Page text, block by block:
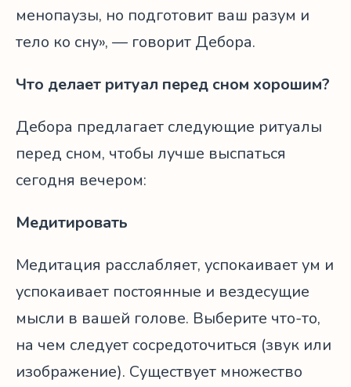
менопаузы, но подготовит ваш разум и
тело ко сну», — говорит Дебора.
Что делает ритуал перед сном хорошим?
Дебора предлагает следующие ритуалы
перед сном, чтобы лучше выспаться
сегодня вечером:
Медитировать
Медитация расслабляет, успокаивает ум и
успокаивает постоянные и вездесущие
мысли в вашей голове. Выберите что-то,
на чем следует сосредоточиться (звук или
изображение). Существует множество